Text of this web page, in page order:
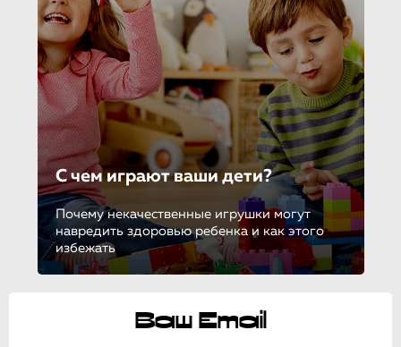
С чем играют ваши дети?
Почему некачественные игрушки могут
навредить здоровью ребенка и как этого
избежать
Ваш Email